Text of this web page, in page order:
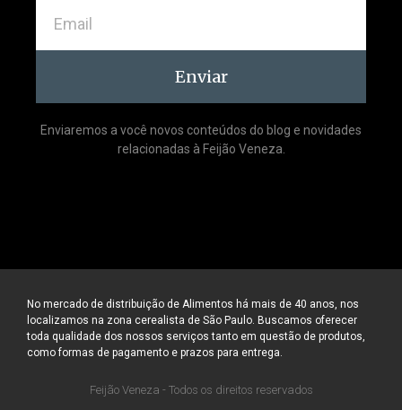
Enviar
Enviaremos a você novos conteúdos do blog e novidades
relacionadas à Feijão Veneza.
No mercado de distribuição de Alimentos há mais de 40 anos, nos
localizamos na zona cerealista de São Paulo. Buscamos oferecer
toda qualidade dos nossos serviços tanto em questão de produtos,
como formas de pagamento e prazos para entrega.
Feijão Veneza - Todos os direitos reservados